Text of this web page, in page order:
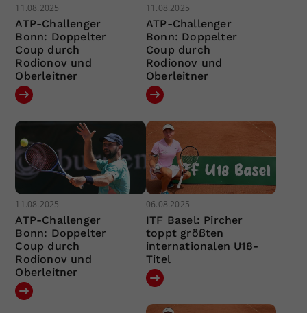
11.08.2025
ATP-Challenger
Bonn: Doppelter
Coup durch
Rodionov und
Oberleitner
11.08.2025
ATP-Challenger
Bonn: Doppelter
Coup durch
Rodionov und
Oberleitner
11.08.2025
ATP-Challenger
Bonn: Doppelter
Coup durch
Rodionov und
Oberleitner
06.08.2025
ITF Basel: Pircher
toppt größten
internationalen U18-
Titel